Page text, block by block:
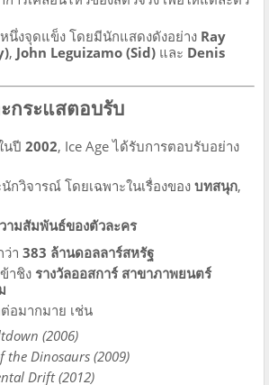
นึ่งจุดแข็ง โดยมีนักแสดงดังอย่าง Ray
, John Leguizamo (Sid) และ Denis
กระแสตอบรับ
นปี 2002, Ice Age ได้รับการตอบรับอย่าง
กวิจารณ์ โดยเฉพาะในเรื่องของ บทสนุก,
ามสัมพันธ์ของตัวละคร
า 383 ล้านดอลลาร์สหรัฐ
าชิง รางวัลออสการ์ สาขาภาพยนตร์
อมากมาย เช่น
(2006)
the Dinosaurs (2009)
Drift (2012)